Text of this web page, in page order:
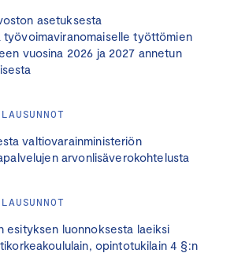
asetuksesta
työvoimaviranomaiselle työttömien
vuosina 2026 ja 2027 annetun
valtiovarainministeriön
arvonlisäverokohtelusta
esityksen luonnoksesta laeiksi
opintotukilain 4 §:n